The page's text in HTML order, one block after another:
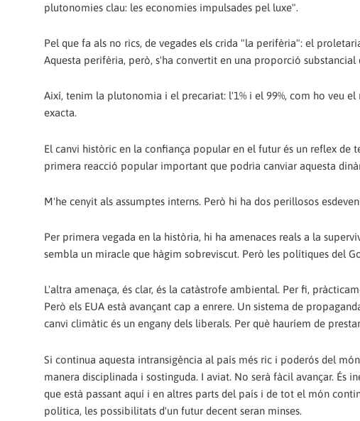
plutonomies clau: les economies impulsades pel luxe".
Pel que fa als no rics, de vegades els crida "la perifèria": el
Aquesta perifèria, però, s'ha convertit en una proporció
Així, tenim la plutonomia i el precariat: l'1% i el 99%, com ho veu
exacta.
El canvi històric en la confiança popular en el futur és un reflex de
primera reacció popular important que podria canviar aquesta
M'he cenyit als assumptes interns. Però hi ha dos perillosos
Per primera vegada en la història, hi ha amenaces reals a la
sembla un miracle que hàgim sobreviscut. Però les polítiques del
L'altra amenaça, és clar, és la catàstrofe ambiental. Per fi,
Però els EUA està avançant cap a enrere. Un sistema de
canvi climàtic és un engany dels liberals. Per què hauríem de
Si continua aquesta intransigència al país més ric i poderós del
manera disciplinada i sostinguda. I aviat. No serà fàcil avançar. És
que està passant aquí i en altres parts del país i de tot el món
política, les possibilitats d'un futur decent seran minses.